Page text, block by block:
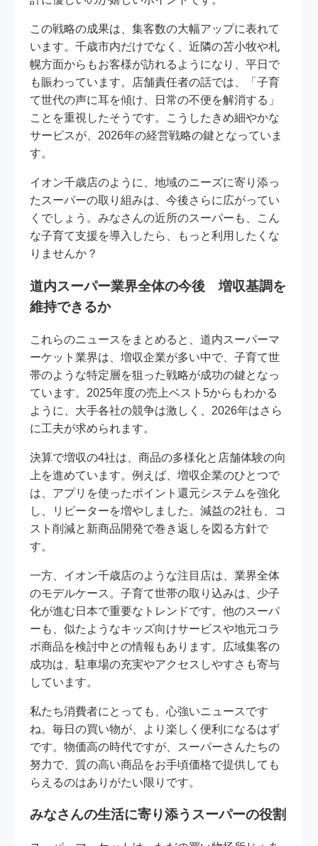
この戦略の成果は、集客数の大幅アップに表れて
います。千歳市内だけでなく、近隣の苫小牧や札
幌方面からもお客様が訪れるようになり、平日で
も賑わっています。店舗責任者の話では、「子育
て世代の声に耳を傾け、日常の不便を解消する」
ことを重視したそうです。こうしたきめ細やかな
サービスが、2026年の経営戦略の鍵となっていま
す。
イオン千歳店のように、地域のニーズに寄り添っ
たスーパーの取り組みは、今後さらに広がってい
くでしょう。みなさんの近所のスーパーも、こん
な子育て支援を導入したら、もっと利用したくな
りませんか？
道内スーパー業界全体の今後 増収基調を
維持できるか
これらのニュースをまとめると、道内スーパーマ
ーケット業界は、増収企業が多い中で、子育て世
帯のような特定層を狙った戦略が成功の鍵となっ
ています。2025年度の売上ベスト5からもわかる
ように、大手各社の競争は激しく、2026年はさら
に工夫が求められます。
決算で増収の4社は、商品の多様化と店舗体験の向
上を進めています。例えば、増収企業のひとつで
は、アプリを使ったポイント還元システムを強化
し、リピーターを増やしました。減益の2社も、コ
スト削減と新商品開発で巻き返しを図る方針で
す。
一方、イオン千歳店のような注目店は、業界全体
のモデルケース。子育て世帯の取り込みは、少子
化が進む日本で重要なトレンドです。他のスーパ
ーも、似たようなキッズ向けサービスや地元コラ
ボ商品を検討中との情報もあります。広域集客の
成功は、駐車場の充実やアクセスしやすさも寄与
しています。
私たち消費者にとっても、心強いニュースです
ね。毎日の買い物が、より楽しく便利になるはず
です。物価高の時代ですが、スーパーさんたちの
努力で、質の高い商品をお手頃価格で提供しても
らえるのはありがたい限りです。
みなさんの生活に寄り添うスーパーの役割